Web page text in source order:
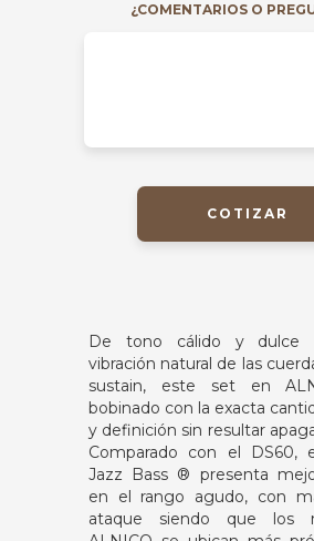
¿COMENTARIOS O
COTIZAR
De tono cálido y dulce
vibración natural de las
sustain, este set en
bobinado con la exacta
y definición sin resultar
Comparado con el DS60,
Jazz Bass ® presenta
en el rango agudo, con
ataque siendo que los